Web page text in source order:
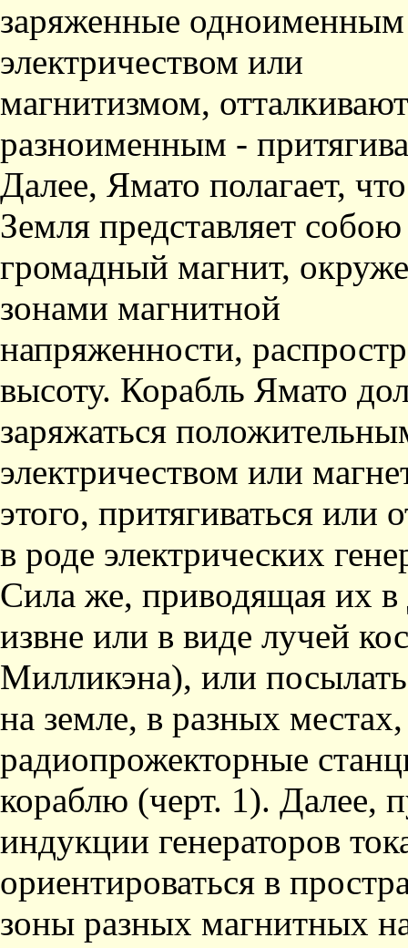
заряженные од­ноименным
электричест­вом или
магнитизмом,
разноимен­ным -
Да­лее, Ямато полагает, что
Земля представляет собою
громадный магнит,
зонами магнитной
напряженности,
высоту. Корабль Ямато
заряжаться
электричеством или
этого, притягиваться
в роде электрических
Сила же, приводящая их в
извне или в виде лучей
Милликэна), или
на земле, в разных
радиопрожекторные
кораблю (черт. 1). Далее,
индукции генераторов
ориентироваться в
зоны разных магнитных